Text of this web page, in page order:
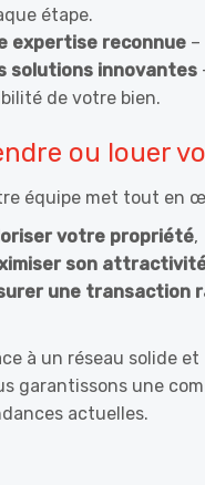
étape.
expertise reconnue
solutions innovantes
de votre bien.
ou louer
équipe met tout en
votre propriété,
son
une transaction
à un réseau solide
garantissons une
actuelles.